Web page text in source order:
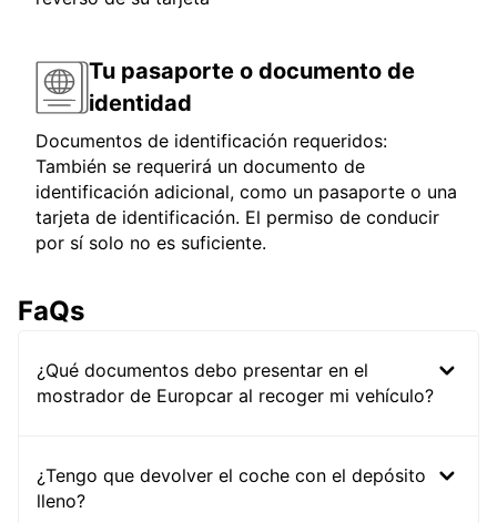
Tu pasaporte o documento de
identidad
Documentos de identificación requeridos:
También se requerirá un documento de
identificación adicional, como un pasaporte o una
tarjeta de identificación. El permiso de conducir
por sí solo no es suficiente.
FaQs
¿Qué documentos debo presentar en el
mostrador de Europcar al recoger mi vehículo?
¿Tengo que devolver el coche con el depósito
lleno?